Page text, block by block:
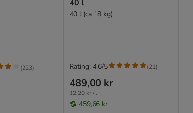
(223)
40 l
40 l (ca 18 kg)
489,00 kr
12,20 kr / l
459,66 kr
Rating: 4.6/5 (21)